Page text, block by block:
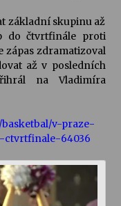
Rufus Miller
základní skupinu až
do čtvrtfinále proti
zápas zdramatizoval
až v posledních
na Vladimíra
basketbal/v-praze-
ctvrtfinale-64036